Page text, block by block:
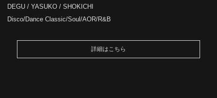
DEGU / YASUKO / SHOKICHI
Disco/Dance Classic/Soul/AOR/R&B
詳細はこちら